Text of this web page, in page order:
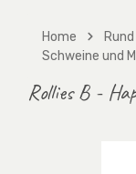
Home
Schweine und
Rollies B -